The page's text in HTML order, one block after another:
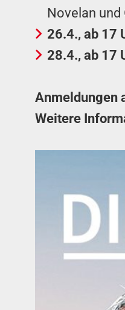
Novelan und
26.4., ab 17
28.4., ab 17
Anmeldungen
Weitere